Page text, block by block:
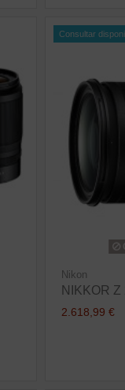
Consultar
Nikon
NIKKOR Z
2.618,99 €